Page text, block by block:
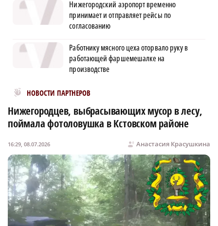
Нижегородский аэропорт временно
принимает и отправляет рейсы по
согласованию
Работнику мясного цеха оторвало руку в
работающей фаршемешалке на
производстве
НОВОСТИ ПАРТНЕРОВ
Новости МирТесен
Нижегородцев, выбрасывающих мусор в лесу,
поймала фотоловушка в Кстовском районе
Анастасия Красушкина
16:29, 08.07.2026